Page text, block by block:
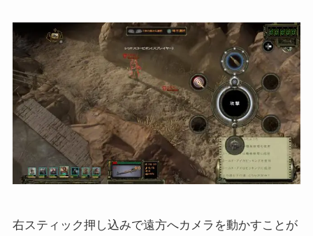
右スティック押し込みで遠方へカメラを動かすことが